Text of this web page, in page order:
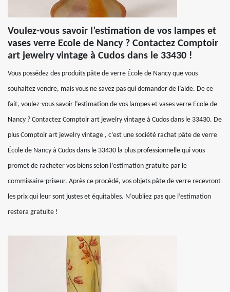
Voulez-vous savoir l’estimation de vos lampes et
vases verre Ecole de Nancy ? Contactez Comptoir
art jewelry vintage à Cudos dans le 33430 !
Vous possédez des produits pâte de verre École de Nancy que vous
souhaitez vendre, mais vous ne savez pas qui demander de l’aide. De ce
fait, voulez-vous savoir l’estimation de vos lampes et vases verre Ecole de
Nancy ? Contactez Comptoir art jewelry vintage à Cudos dans le 33430. De
plus Comptoir art jewelry vintage , c’est une société rachat pâte de verre
École de Nancy à Cudos dans le 33430 la plus professionnelle qui vous
promet de racheter vos biens selon l’estimation gratuite par le
commissaire-priseur. Après ce procédé, vos objets pâte de verre recevront
les prix qui leur sont justes et équitables. N’oubliez pas que l’estimation
restera gratuite !